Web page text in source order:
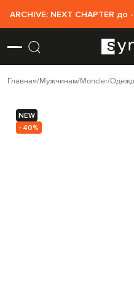
ARCHIVE: NEXT CHAPTER до
Главная Мужчинам Moncler
NEW
- 40%